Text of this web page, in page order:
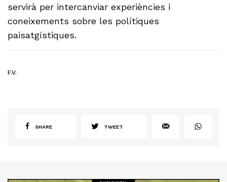
servirà per intercanviar experiències i
coneixements sobre les polítiques
paisatgístiques.
F.V.
SHARE TWEET